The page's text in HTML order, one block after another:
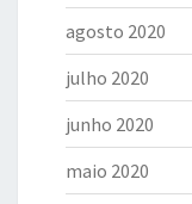
agosto 2020
julho 2020
junho 2020
maio 2020